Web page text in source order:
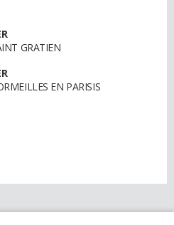
GRATIEN
EN PARISIS